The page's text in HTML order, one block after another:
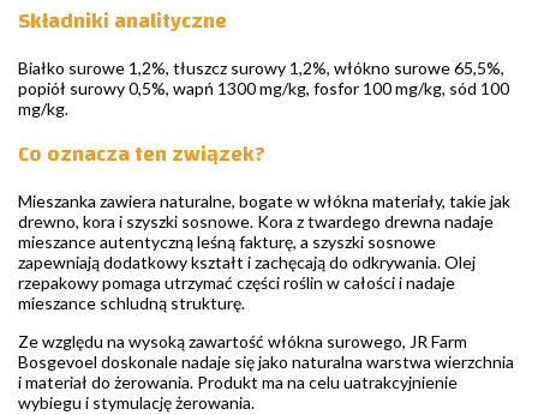
Składniki analityczne
Białko surowe 1,2%, tłuszcz surowy 1,2%, włókno surowe 65,5%,
popiół surowy 0,5%, wapń 1300 mg/kg, fosfor 100 mg/kg, sód 100
mg/kg.
Co oznacza ten związek?
Mieszanka zawiera naturalne, bogate w włókna materiały, takie jak
drewno, kora i szyszki sosnowe. Kora z twardego drewna nadaje
mieszance autentyczną leśną fakturę, a szyszki sosnowe
zapewniają dodatkowy kształt i zachęcają do odkrywania. Olej
rzepakowy pomaga utrzymać części roślin w całości i nadaje
mieszance schludną strukturę.
Ze względu na wysoką zawartość włókna surowego, JR Farm
Bosgevoel doskonale nadaje się jako naturalna warstwa wierzchnia
i materiał do żerowania. Produkt ma na celu uatrakcyjnienie
wybiegu i stymulację żerowania.